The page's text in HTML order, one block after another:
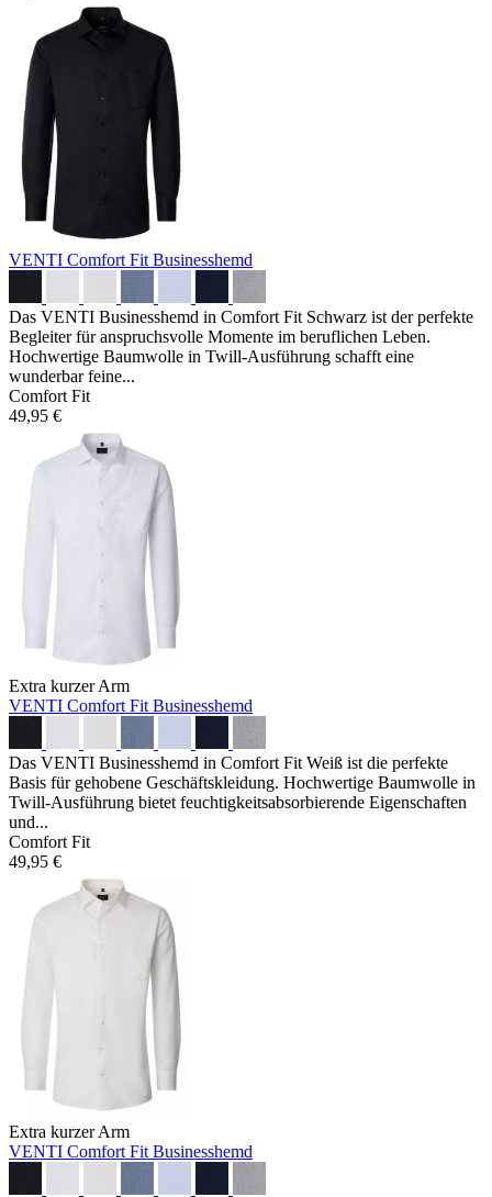
VENTI Comfort Fit Businesshemd
Das VENTI Businesshemd in Comfort Fit Schwarz ist der perfekte
Begleiter für anspruchsvolle Momente im beruflichen Leben.
Hochwertige Baumwolle in Twill-Ausführung schafft eine
wunderbar feine...
Comfort Fit
49,95 €
Extra kurzer Arm
VENTI Comfort Fit Businesshemd
Das VENTI Businesshemd in Comfort Fit Weiß ist die perfekte
Basis für gehobene Geschäftskleidung. Hochwertige Baumwolle in
Twill-Ausführung bietet feuchtigkeitsabsorbierende Eigenschaften
und...
Comfort Fit
49,95 €
Extra kurzer Arm
VENTI Comfort Fit Businesshemd